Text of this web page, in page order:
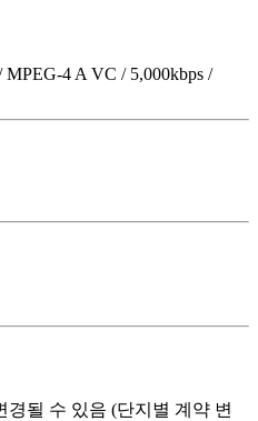
4 A VC / 5,000kbps /
경될 수 있음 (단지별 계약 변